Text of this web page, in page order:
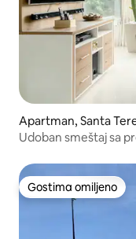
Apartman, Santa
Udoban smeštaj sa
Gostima omiljeno
Gostima omiljeno